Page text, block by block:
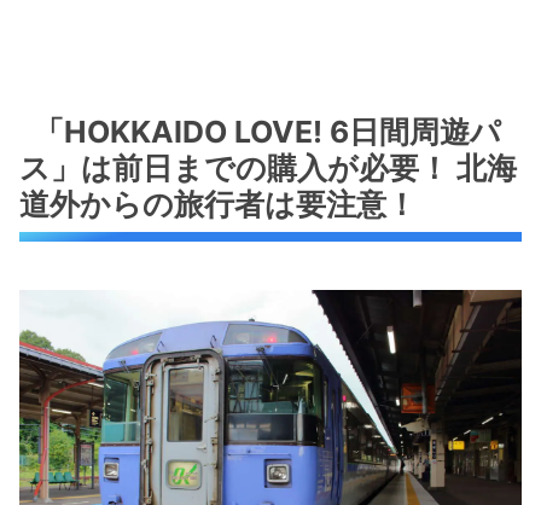
「HOKKAIDO LOVE! 6日間周遊パ
ス」は前日までの購入が必要！ 北海
道外からの旅行者は要注意！